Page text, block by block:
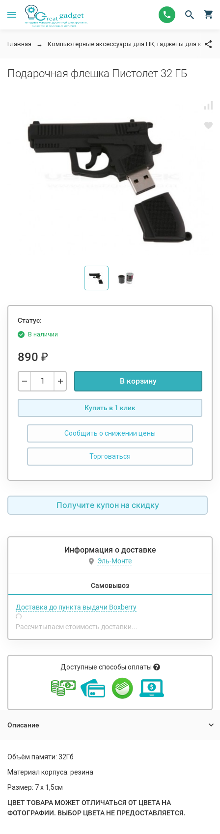
Главная Компьютерные аксессуары для ПК, гаджеты для
Подарочная флешка Пистолет 32 ГБ
Статус:
В наличии
890 ₽
В корзину
Купить в 1 клик
Сообщить о снижении цены
Получите купон на скидку
Информация о доставке
Эль-Монте
Самовывоз
Доставка до пункта выдачи Boxberry
Рассчитываем стоимость доставки...
Доступные способы оплаты
Описание
Объём памяти: 32Гб
Материал корпуса: резина
Размер: 7 х 1,5см
ЦВЕТ ТОВАРА МОЖЕТ ОТЛИЧАТЬСЯ ОТ ЦВЕТА НА
ФОТОГРАФИИ. ВЫБОР ЦВЕТА НЕ ПРЕДОСТАВЛЯЕТСЯ.